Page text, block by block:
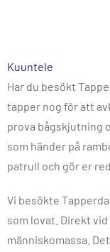
Kuuntele
Har du besökt
tapper nog för att
prova bågskjutning
som händer på
patrull och gör er
Vi besökte
som lovat. Direkt
människomassa.